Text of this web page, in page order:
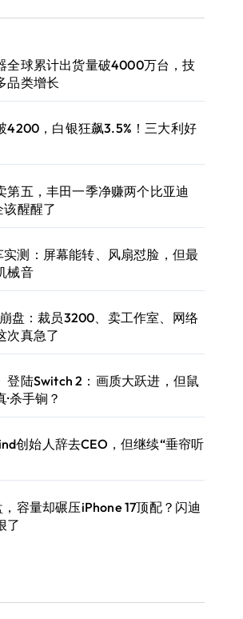
全球累计出货量破4000万台，技
品类增长
4200，白银狂飙3.5%！三大利好
第五，丰田一季净赚两个比亚迪
醒醒了
测：屏幕能转、风扇怼脸，但最
械音
盘：裁员3200、卖工作室、网络
次真急了
登陆Switch 2：画质大跃进，但鼠
杀手锏？
创始人辞去CEO，但继续“垂帘听
容量却碾压iPhone 17顶配？闪迪
了